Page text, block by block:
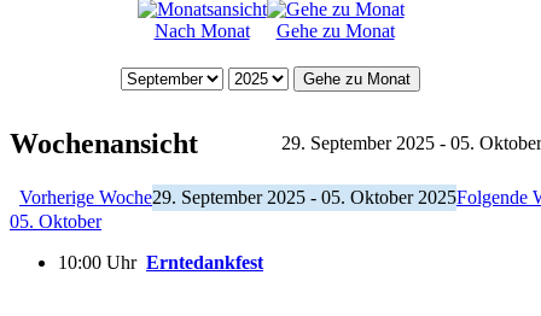
Nach Monat Gehe zu Monat
Gehe zu Monat
Wochenansicht 29. September 2025 - 05.
Vorherige Woche29. September 2025 - 05. Oktober 2025Folgende
05. Oktober
10:00 Uhr Erntedankfest